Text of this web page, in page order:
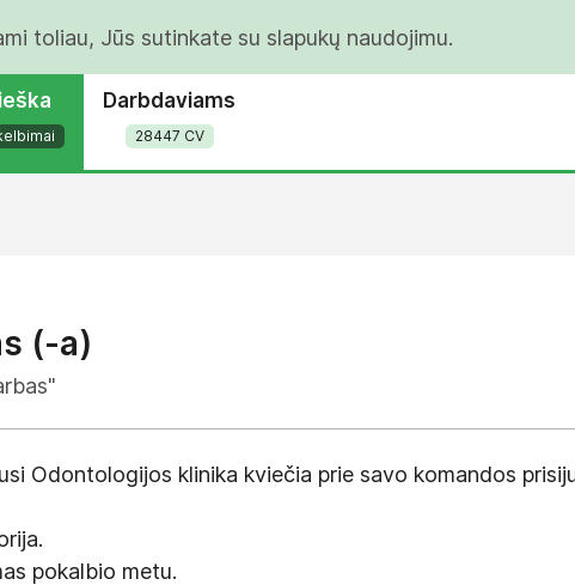
toliau, Jūs sutinkate su slapukų naudojimu.
Darbdaviams
28447 CV
(-a)
Odontologijos klinika kviečia prie savo komandos
pokalbio metu.